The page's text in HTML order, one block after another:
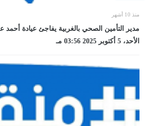
منذ 10 أشهر
مدير التأمين الصحي بالغربية يفاجئ عيادة أحمد
الأحد، 5 أكتوبر 2025 03:56 مـ